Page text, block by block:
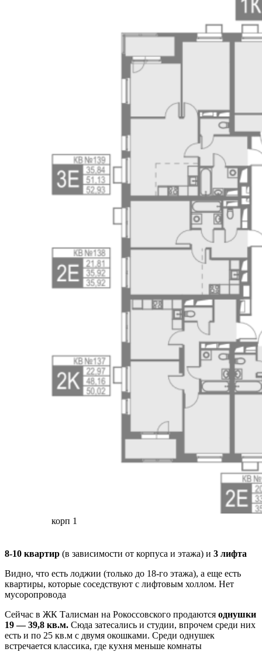
корп 1
8-10 квартир (в зависимости от корпуса и этажа) и 3 лифта
Видно, что есть лоджии (только до 18-го этажа), а еще есть
квартиры, которые соседствуют с лифтовым холлом. Нет
мусоропровода
Сейчас в ЖК Талисман на Рокоссовского продаются однушки
19 — 39,8 кв.м. Сюда затесались и студии, впрочем среди них
есть и по 25 кв.м с двумя окошками. Среди однушек
встречается классика, где кухня меньше комнаты